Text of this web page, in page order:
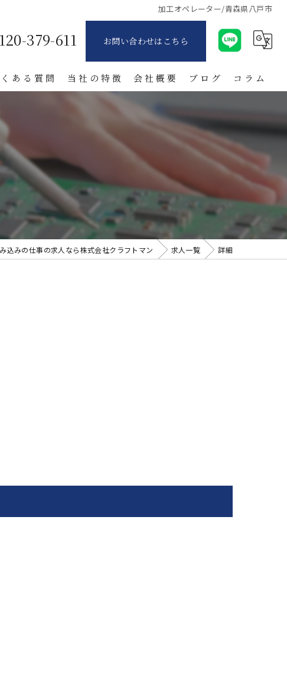
加工オペレーター/青森県八戸市
379-611 お問い合わせはこちら
ある質問 当社の特徴
寮付き
日払い
紹介
会社概要 ブログ コラム
込みの仕事の求人なら株式会社クラフトマン 求人一覧 詳細